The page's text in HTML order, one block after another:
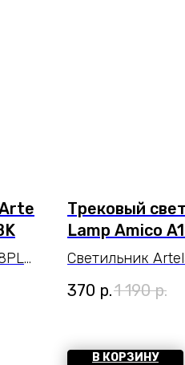
Трековый
Lamp Amico
Светильник
1WH серии
стиль
370 р.1 190 р.
В КОРЗИНУ